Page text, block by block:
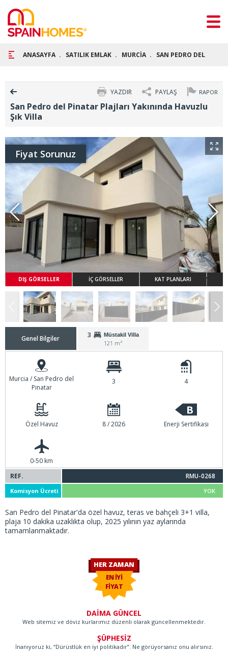
ANASAYFA SATILIK EMLAK MURCİA SAN PEDRO DEL
RAPOR
PAYLAŞ
YAZDIR
San Pedro del Pinatar Plajları Yakınında Havuzlu
Şık Villa
Fiyat Sorunuz
DIŞ GÖRSELLER İÇ GÖRSELLER KAT PLANLARI
Genel Bilgiler 3 Müstakil Villa
121 m²
Murcia / San Pedro del
Pinatar
3 4
Özel Havuz 8 / 2026
B
Enerji Sertifikası
0-50 km
REF.
RMU-0268
Komisyon Ücreti YOK
San Pedro del Pinatar'da özel havuz, teras ve bahçeli 3+1 villa,
plaja 10 dakika uzaklıkta olup, 2025 yılının yaz aylarında
tamamlanmaktadır.
HER ZAMAN
EN İYİ
FİYAT
DAİMA GÜNCEL
Web sitemiz ve döviz kurlarımız düzenli olarak güncellenmektedir.
ŞÜPHESİZ
İnanıyoruz ki, “Dürüstlük en iyi politikadır”. Ne görüyorsanız onu alırsınız.